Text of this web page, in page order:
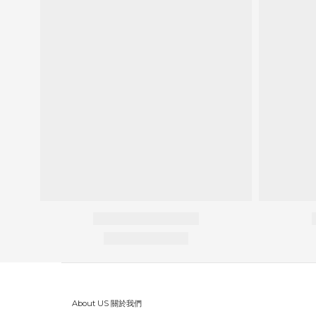
About US 關於我們